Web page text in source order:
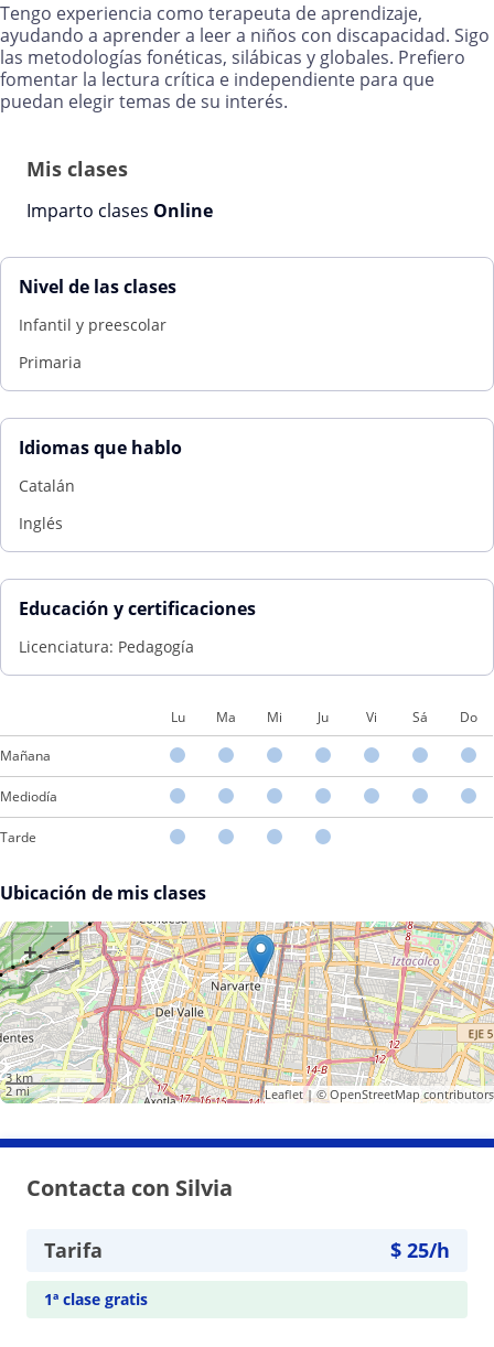
Tengo experiencia como terapeuta de aprendizaje,
ayudando a aprender a leer a niños con discapacidad. Sigo
las metodologías fonéticas, silábicas y globales. Prefiero
fomentar la lectura crítica e independiente para que
puedan elegir temas de su interés.
Mis clases
Imparto clases Online
Nivel de las clases
Infantil y preescolar
Primaria
Idiomas que hablo
Catalán
Inglés
Educación y certificaciones
Licenciatura: Pedagogía
Lu Ma Mi Ju Vi Sá Do
Mañana
Mediodía
Tarde
Ubicación de mis clases
+ −
3 km
2 mi
Leaflet| © OpenStreetMap contributors
Contacta con Silvia
Tarifa $ 25/h
1ª clase gratis